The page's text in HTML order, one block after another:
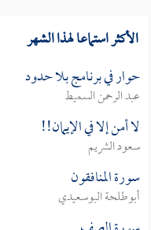
الأكثر استماعا لهذا الشهر
حوار في برنامج بلا حدود
عبد الرحمن السميط
لا أمن إلا في الإيمان!!
سعود الشريم
سورة المنافقون
أبوطلحة البوسعيدي